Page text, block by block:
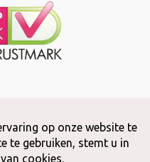
Snuffelstore